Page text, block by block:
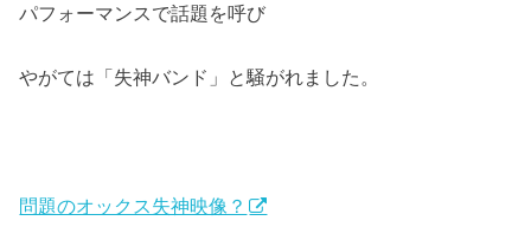
パフォーマンスで話題を呼び
やがては「失神バンド」と騒がれました。
問題のオックス失神映像？